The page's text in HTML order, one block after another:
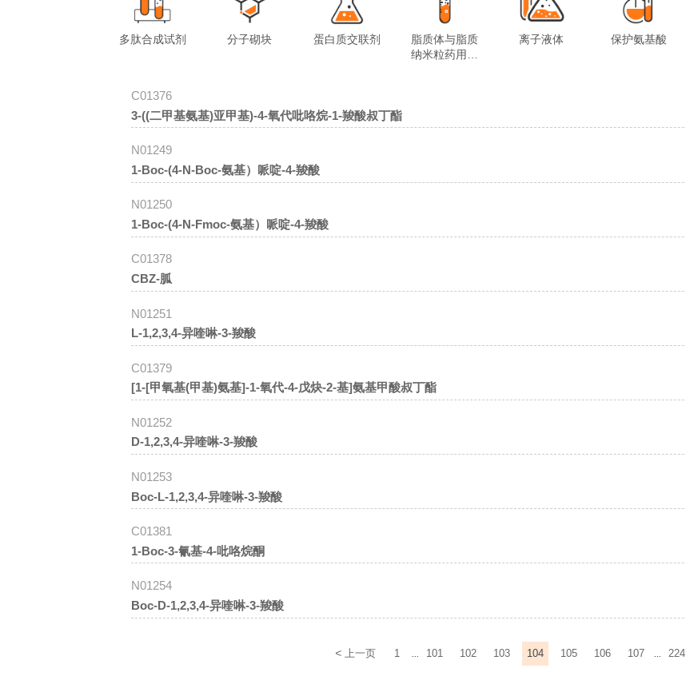
多肽合成试剂 分子砌块 蛋白质交联剂
脂质体与脂质
纳米粒药用试
离子液体 保护氨基酸
C01376
3-((二甲基氨基)亚甲基)-4-氧代吡咯烷-1-羧酸叔丁酯
N01249
1-Boc-(4-N-Boc-氨基）哌啶-4-羧酸
N01250
1-Boc-(4-N-Fmoc-氨基）哌啶-4-羧酸
C01378
CBZ-胍
N01251
L-1,2,3,4-异喹啉-3-羧酸
C01379
[1-[甲氧基(甲基)氨基]-1-氧代-4-戊炔-2-基]氨基甲酸叔丁酯
N01252
D-1,2,3,4-异喹啉-3-羧酸
N01253
Boc-L-1,2,3,4-异喹啉-3-羧酸
C01381
1-Boc-3-氰基-4-吡咯烷酮
N01254
Boc-D-1,2,3,4-异喹啉-3-羧酸
<上一页 1 ... 101 102 103 104 105 106 107 ... 224